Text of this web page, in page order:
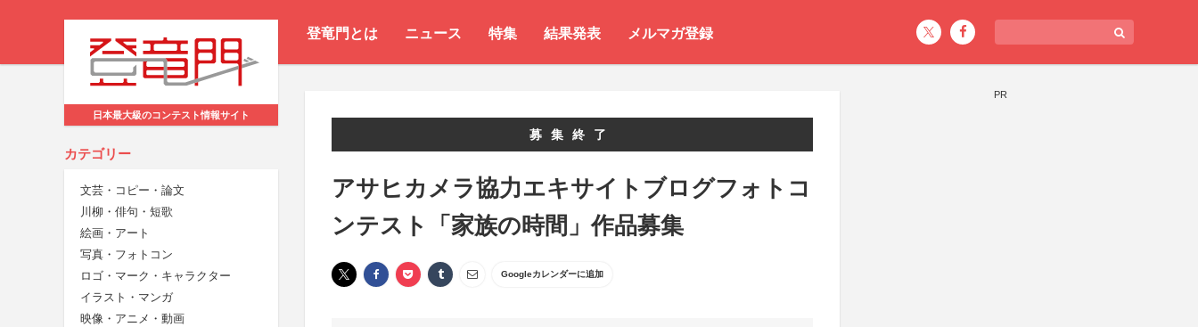
登竜門とは ニュース 特集 結果発表 メルマガ登録
日本最大級のコンテスト情報サイト
カテゴリー
文芸・コピー・論文
川柳・俳句・短歌
絵画・アート
写真・フォトコン
ロゴ・マーク・キャラクター
イラスト・マンガ
映像・アニメ・動画
募集終了
アサヒカメラ協力エキサイトブログフォトコ
ンテスト「家族の時間」作品募集
Googleカレンダーに追加
PR